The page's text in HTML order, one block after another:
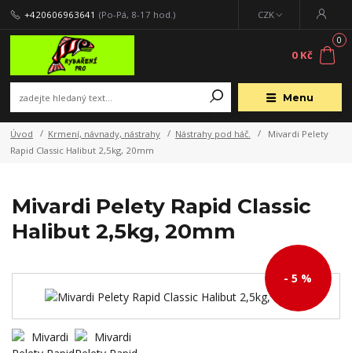
Menu
CZK
+420606963641 (Po-Pá, 8-17 hod.)
0
0 Kč
Úvod Krmení, návnady, nástrahy Nástrahy pod háč.
Mivardi Pelety
Rapid Classic Halibut 2,5kg, 20mm
Mivardi Pelety Rapid Classic
Halibut 2,5kg, 20mm
- 5 %